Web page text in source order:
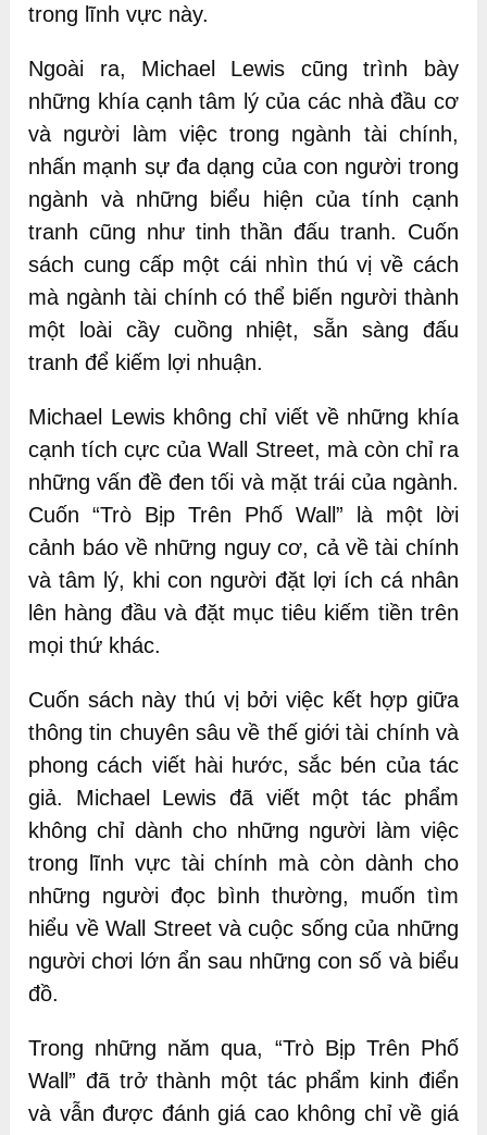
trong lĩnh vực này.
Ngoài ra, Michael Lewis cũng trình bày
những khía cạnh tâm lý của các nhà đầu cơ
và người làm việc trong ngành tài chính,
nhấn mạnh sự đa dạng của con người trong
ngành và những biểu hiện của tính cạnh
tranh cũng như tinh thần đấu tranh. Cuốn
sách cung cấp một cái nhìn thú vị về cách
mà ngành tài chính có thể biến người thành
một loài cầy cuồng nhiệt, sẵn sàng đấu
tranh để kiếm lợi nhuận.
Michael Lewis không chỉ viết về những khía
cạnh tích cực của Wall Street, mà còn chỉ ra
những vấn đề đen tối và mặt trái của ngành.
Cuốn “Trò Bịp Trên Phố Wall” là một lời
cảnh báo về những nguy cơ, cả về tài chính
và tâm lý, khi con người đặt lợi ích cá nhân
lên hàng đầu và đặt mục tiêu kiếm tiền trên
mọi thứ khác.
Cuốn sách này thú vị bởi việc kết hợp giữa
thông tin chuyên sâu về thế giới tài chính và
phong cách viết hài hước, sắc bén của tác
giả. Michael Lewis đã viết một tác phẩm
không chỉ dành cho những người làm việc
trong lĩnh vực tài chính mà còn dành cho
những người đọc bình thường, muốn tìm
hiểu về Wall Street và cuộc sống của những
người chơi lớn ẩn sau những con số và biểu
đồ.
Trong những năm qua, “Trò Bịp Trên Phố
Wall” đã trở thành một tác phẩm kinh điển
và vẫn được đánh giá cao không chỉ về giá